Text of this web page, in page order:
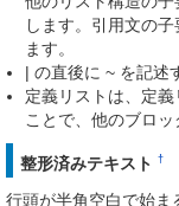
します。引用文の
ます。
| の直後に ~ を記述
定義リストは、定
ことで、他のブロッ
整形済みテキスト †
行頭が半角空白で始ま